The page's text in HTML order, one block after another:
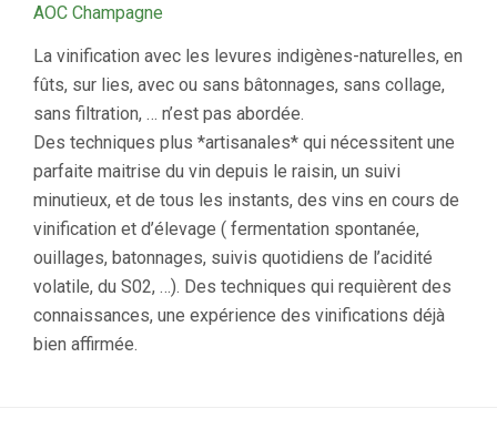
AOC Champagne
La vinification avec les levures indigènes-naturelles, en
fûts, sur lies, avec ou sans bâtonnages, sans collage,
sans filtration, … n’est pas abordée.
Des techniques plus *artisanales* qui nécessitent une
parfaite maitrise du vin depuis le raisin, un suivi
minutieux, et de tous les instants, des vins en cours de
vinification et d’élevage ( fermentation spontanée,
ouillages, batonnages, suivis quotidiens de l’acidité
volatile, du S02, …). Des techniques qui requièrent des
connaissances, une expérience des vinifications déjà
bien affirmée.